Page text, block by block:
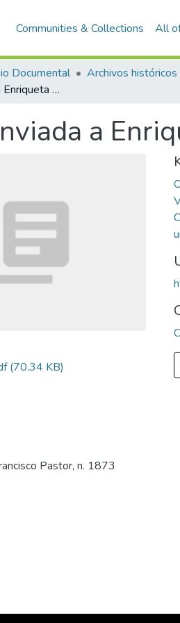
Communities & Collections All
Documental Archivos históricos
Carta enviada a Enriqueta Vásquez de Ospina
a
(70.34 KB)
Pastor, n. 1873